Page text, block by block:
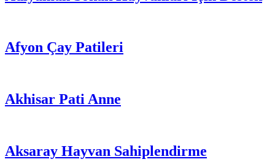
Afyon Çay Patileri
Akhisar Pati Anne
Aksaray Hayvan Sahiplendirme